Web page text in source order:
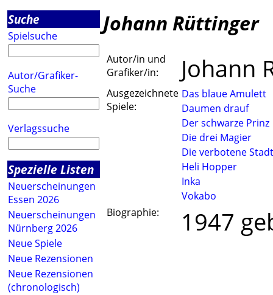
Suche
Spielsuche
Autor/Grafiker-
Suche
Verlagssuche
Spezielle Listen
Neuerscheinungen
Essen 2026
Neuerscheinungen
Nürnberg 2026
Neue Spiele
Neue Rezensionen
Neue Rezensionen
(chronologisch)
Johann Rüttinger
Autor/in und
Grafiker/in:
Johann
Ausgezeichnete
Spiele:
Das blaue Amulett
Daumen drauf
Der schwarze Prinz
Die drei Magier
Die verbotene Stadt
Heli Hopper
Inka
Vokabo
Biographie:
1947